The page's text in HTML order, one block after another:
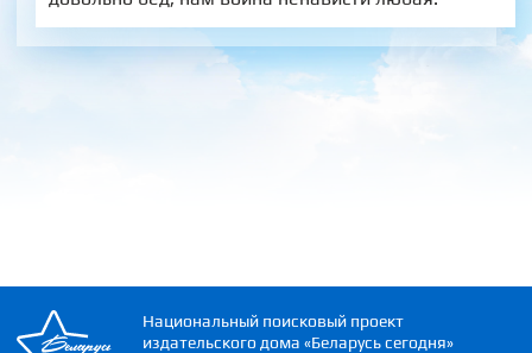
Национальный поисковый проект
издательского дома «Беларусь сегодня»